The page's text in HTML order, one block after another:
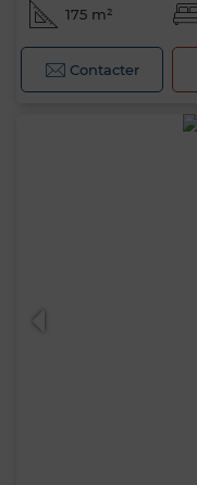
175 m²
Contacter